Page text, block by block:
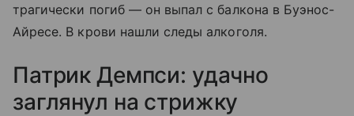
трагически погиб — он выпал с балкона в Буэнос-
Айресе. В крови нашли следы алкоголя.
Патрик Демпси: удачно
заглянул на стрижку